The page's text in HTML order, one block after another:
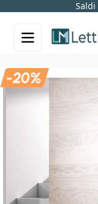
Saldi